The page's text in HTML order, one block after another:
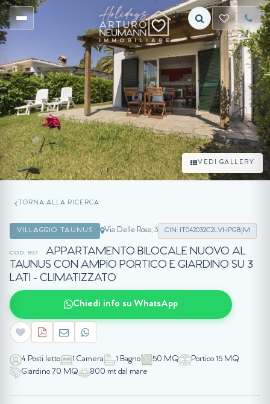
VEDI GALLERY
TORNA ALLA RICERCA
VILLAGGIO TAUNUS Via Delle Rose, 3 CIN: IT042032C2LVHPGBJM
COD. 597
APPARTAMENTO BILOCALE NUOVO AL
TAUNUS CON AMPIO PORTICO E GIARDINO SU 3
LATI - CLIMATIZZATO
Chiedi info su WhatsApp
4 Posti letto 1 Camera 1 Bagno 50 MQ
Portico 15 MQ
Giardino 70 MQ
800 mt dal mare